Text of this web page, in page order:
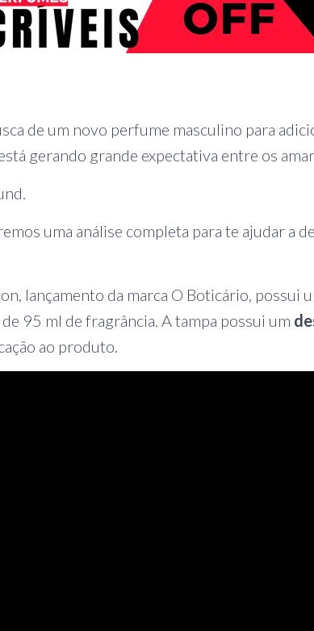
de um novo perfume masculino para
gerando grande expectativa entre os
uma análise completa para te ajudar a
lançamento da marca O Boticário, possui
95 ml de fragrância. A tampa possui um
ao produto.